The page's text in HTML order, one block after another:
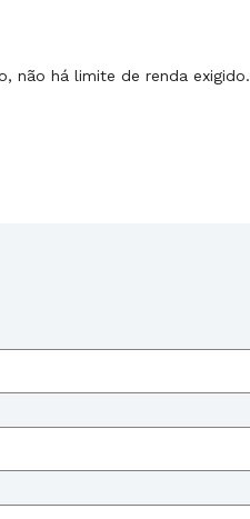
não há limite de renda exigido.